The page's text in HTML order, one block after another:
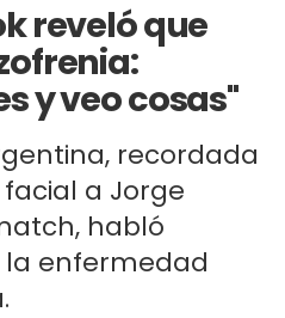
reveló que
y veo cosas"
recordada
a Jorge
habló
enfermedad